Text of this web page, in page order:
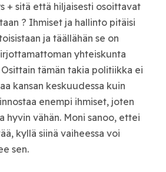
+ sitä että hiljaisesti osoittavat
? Ihmiset ja hallinto pitäisi
ja täällähän se on
yhteiskunta
tämän takia politiikka ei
kansan keskuudessa kuin
enempi ihmiset, joten
hyvin vähän. Moni sanoo, ettei
kyllä siinä vaiheessa voi
sen.